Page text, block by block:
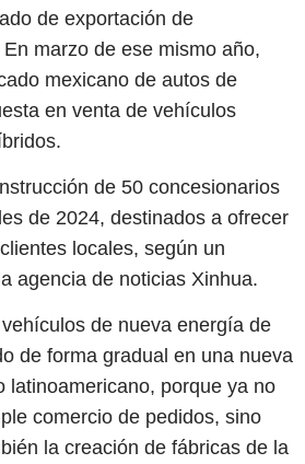
de exportación de
marzo de ese mismo año,
mexicano de autos de
en venta de vehículos
de 50 concesionarios
de 2024, destinados a ofrecer
locales, según un
agencia de noticias Xinhua.
de nueva energía de
de forma gradual en una nueva
latinoamericano, porque ya no
comercio de pedidos, sino
la creación de fábricas de la